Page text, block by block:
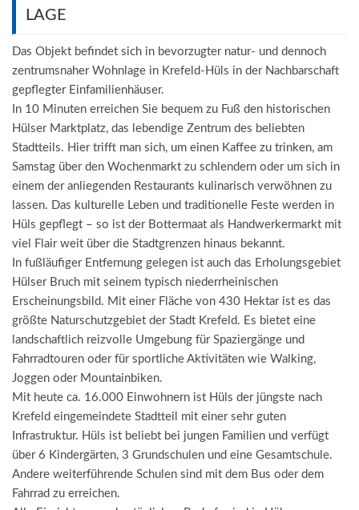
LAGE
Das Objekt befindet sich in bevorzugter natur- und dennoch
zentrumsnaher Wohnlage in Krefeld-Hüls in der Nachbarschaft
gepflegter Einfamilienhäuser.
In 10 Minuten erreichen Sie bequem zu Fuß den historischen
Hülser Marktplatz, das lebendige Zentrum des beliebten
Stadtteils. Hier trifft man sich, um einen Kaffee zu trinken, am
Samstag über den Wochenmarkt zu schlendern oder um sich in
einem der anliegenden Restaurants kulinarisch verwöhnen zu
lassen. Das kulturelle Leben und traditionelle Feste werden in
Hüls gepflegt – so ist der Bottermaat als Handwerkermarkt mit
viel Flair weit über die Stadtgrenzen hinaus bekannt.
In fußläufiger Entfernung gelegen ist auch das Erholungsgebiet
Hülser Bruch mit seinem typisch niederrheinischen
Erscheinungsbild. Mit einer Fläche von 430 Hektar ist es das
größte Naturschutzgebiet der Stadt Krefeld. Es bietet eine
landschaftlich reizvolle Umgebung für Spaziergänge und
Fahrradtouren oder für sportliche Aktivitäten wie Walking,
Joggen oder Mountainbiken.
Mit heute ca. 16.000 Einwohnern ist Hüls der jüngste nach
Krefeld eingemeindete Stadtteil mit einer sehr guten
Infrastruktur. Hüls ist beliebt bei jungen Familien und verfügt
über 6 Kindergärten, 3 Grundschulen und eine Gesamtschule.
Andere weiterführende Schulen sind mit dem Bus oder dem
Fahrrad zu erreichen.